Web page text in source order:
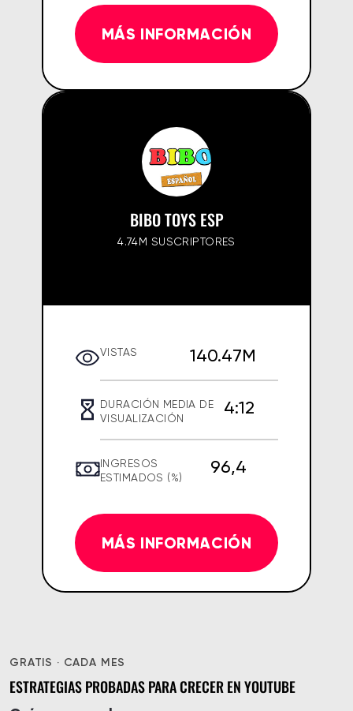
MÁS INFORMACIÓN
BIBO TOYS ESP
4.74M SUSCRIPTORES
VISTAS 140.47M
DURACIÓN MEDIA DE
VISUALIZACIÓN
4:12
INGRESOS
ESTIMADOS (%)
96,4
MÁS INFORMACIÓN
GRATIS · CADA MES
ESTRATEGIAS PROBADAS PARA CRECER EN YOUTUBE